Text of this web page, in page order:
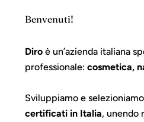
Benvenuti!
Diro è un’azienda italiana
professionale:cosmetica,
Sviluppiamo e
certificati in Italia, unendo